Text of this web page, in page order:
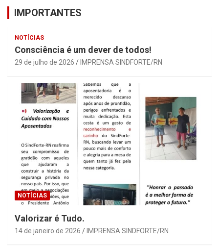
IMPORTANTES
NOTÍCIAS
Consciência é um dever de todos!
29 de julho de 2026 IMPRENSA SINDFORTE/RN
NOTÍCIAS
Valorizar é Tudo.
14 de janeiro de 2026 IMPRENSA SINDFORTE/RN